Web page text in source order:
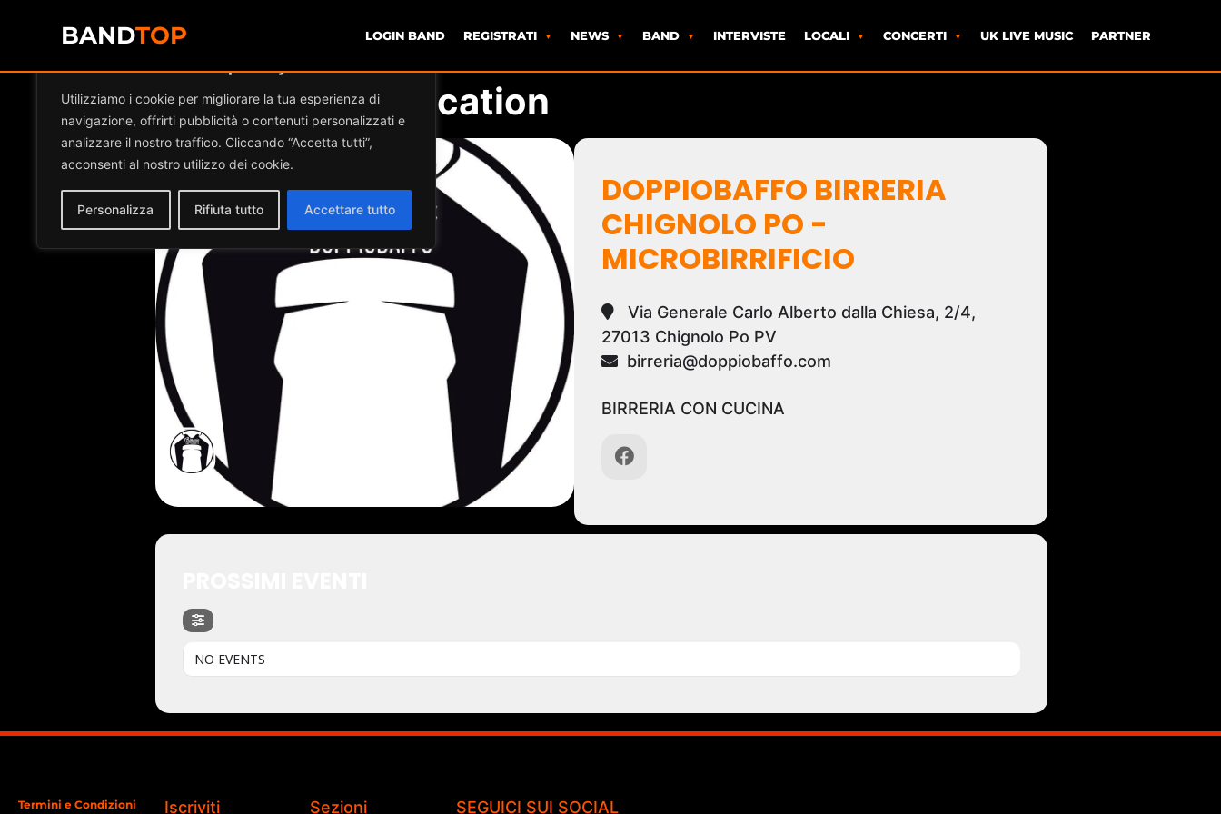
Utilizziamo i cookie per migliorare la tua esperienza di
navigazione, offrirti pubblicità o contenuti personalizzati e
analizzare il nostro traffico. Cliccando “Accetta tutti”,
acconsenti al nostro utilizzo dei cookie.
Personalizza Rifiuta tutto Accettare tutto
BANDTOP LOGIN BAND REGISTRATI NEWS BAND INTERVISTE LOCALI CONCERTI UK LIVE MUSIC PARTNER
Events at this location
DOPPIOBAFFO BIRRERIA
CHIGNOLO PO -
MICROBIRRIFICIO
Via Generale Carlo Alberto dalla Chiesa, 2/4,
27013 Chignolo Po PV
birreria@doppiobaffo.com
BIRRERIA CON CUCINA
NO EVENTS
Termini e Condizioni Iscriviti Sezioni SEGUICI SUI SOCIAL